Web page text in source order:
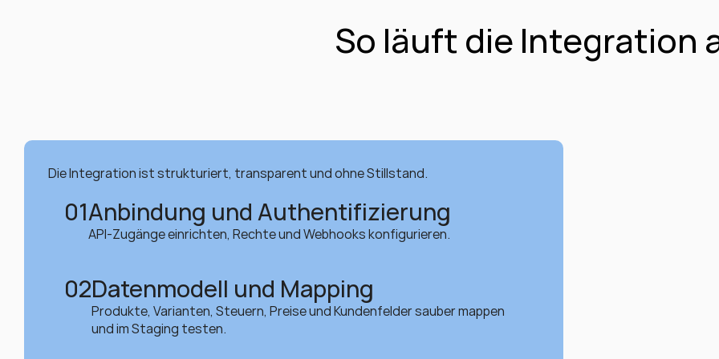
So läuft die Integration
Die Integration ist strukturiert, transparent und ohne Stillstand.
01Anbindung und Authentifizierung
API-Zugänge einrichten, Rechte und Webhooks konfigurieren.
02Datenmodell und Mapping
Produkte, Varianten, Steuern, Preise und Kundenfelder sauber mappen
und im Staging testen.